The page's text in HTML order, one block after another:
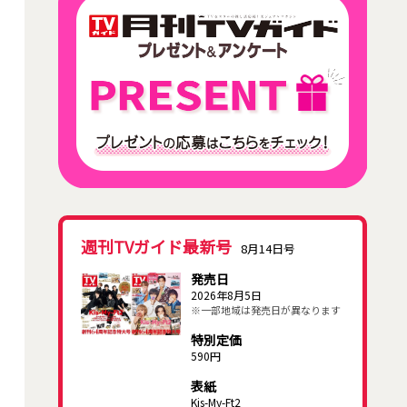
週刊TVガイド最新号 8月14日号
発売日
2026年8月5日
※一部地域は発売日が異なります
特別定価
590円
表紙
Kis-My-Ft2